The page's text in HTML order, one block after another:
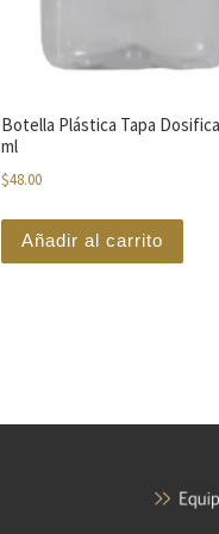
Botella Plástica Tapa
ml
$48.00
Añadir al carrito